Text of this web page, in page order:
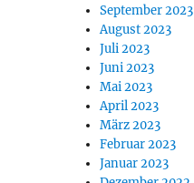
September 2023
August 2023
Juli 2023
Juni 2023
Mai 2023
April 2023
März 2023
Februar 2023
Januar 2023